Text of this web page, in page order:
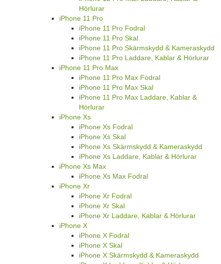
Hörlurar
iPhone 11 Pro
iPhone 11 Pro Fodral
iPhone 11 Pro Skal
iPhone 11 Pro Skärmskydd & Kameraskydd
iPhone 11 Pro Laddare, Kablar & Hörlurar
iPhone 11 Pro Max
iPhone 11 Pro Max Fodral
iPhone 11 Pro Max Skal
iPhone 11 Pro Max Laddare, Kablar &
Hörlurar
iPhone Xs
iPhone Xs Fodral
iPhone Xs Skal
iPhone Xs Skärmskydd & Kameraskydd
iPhone Xs Laddare, Kablar & Hörlurar
iPhone Xs Max
iPhone Xs Max Fodral
iPhone Xr
iPhone Xr Fodral
iPhone Xr Skal
iPhone Xr Laddare, Kablar & Hörlurar
iPhone X
iPhone X Fodral
iPhone X Skal
iPhone X Skärmskydd & Kameraskydd